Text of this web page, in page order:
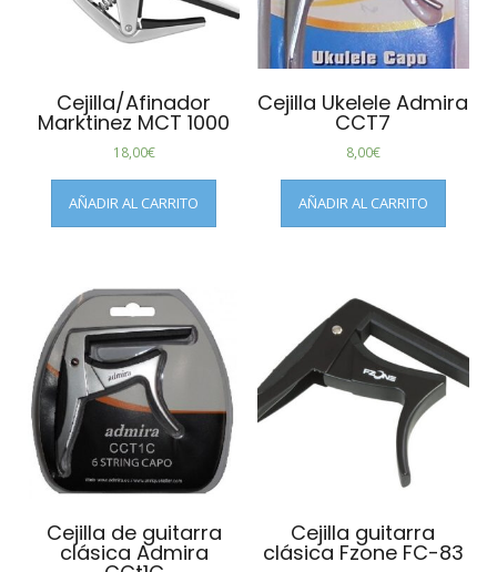
Cejilla/Afinador
Marktinez MCT 1000
18,00€
AÑADIR AL CARRITO
Cejilla Ukelele Admira
CCT7
8,00€
AÑADIR AL CARRITO
Cejilla de guitarra
clásica Admira
Cejilla guitarra
clásica Fzone FC-83